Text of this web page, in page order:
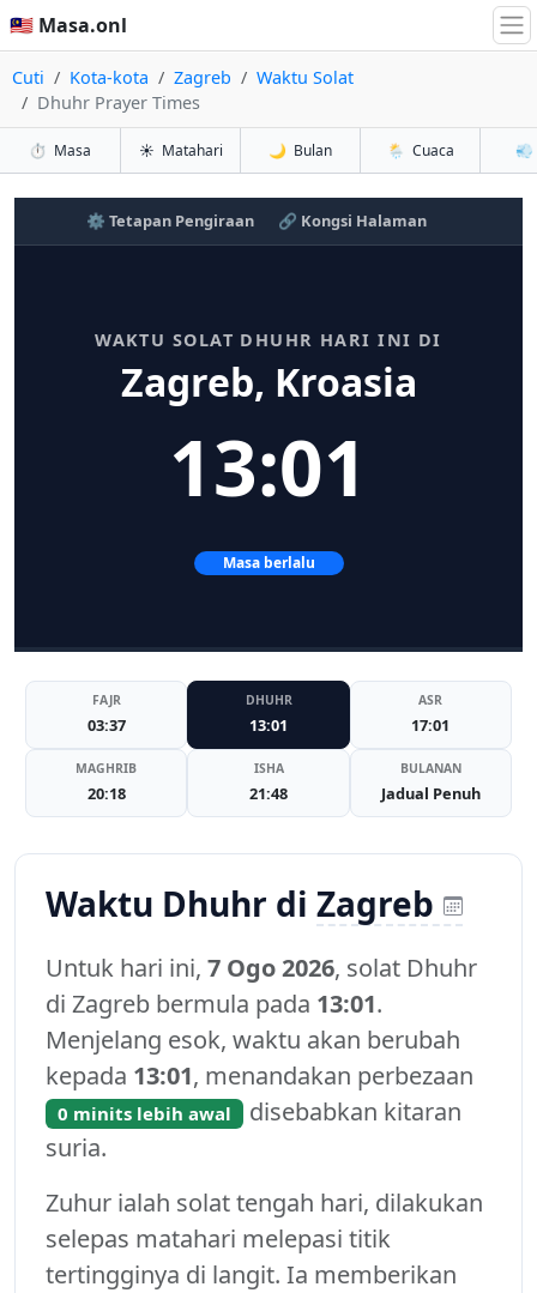
🇲🇾 Masa.onl
Cuti Kota-kota Zagreb
Waktu Solat
Dhuhr Prayer Times
⏱️ Masa ☀️ Matahari 🌙 Bulan 🌦️ Cuaca 💨
⚙️ Tetapan Pengiraan 🔗 Kongsi Halaman
WAKTU SOLAT DHUHR HARI INI DI
Zagreb, Kroasia
13:01
Masa berlalu
FAJR
03:37
DHUHR
13:01
ASR
17:01
MAGHRIB
20:18
ISHA
21:48
BULANAN
Jadual Penuh
Waktu Dhuhr di Zagreb
Untuk hari ini, 7 Ogo 2026, solat Dhuhr
di Zagreb bermula pada 13:01.
Menjelang esok, waktu akan berubah
kepada 13:01, menandakan perbezaan
0 minits lebih awal disebabkan kitaran
suria.
Zuhur ialah solat tengah hari, dilakukan
selepas matahari melepasi titik
tertingginya di langit. Ia memberikan